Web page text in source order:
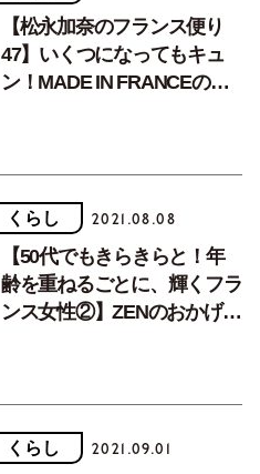
【松永加奈のフランス便り
47】いくつになってもキュ
ン！MADE IN FRANCEの雑
くらし 2021.08.08
【50代でもきらきらと！年
齢を重ねるごとに、輝くフラ
ンス女性②】ZENのおかげで
くらし 2021.09.01